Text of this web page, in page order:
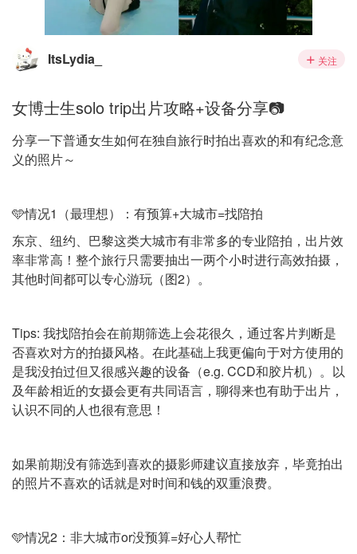
ItsLydia_ 关注
女博士生solo trip出片攻略+设备分享📷
分享一下普通女生如何在独自旅行时拍出喜欢的和有纪念意
义的照片～
🩵情况1（最理想）：有预算+大城市=找陪拍
东京、纽约、巴黎这类大城市有非常多的专业陪拍，出片效
率非常高！整个旅行只需要抽出一两个小时进行高效拍摄，
其他时间都可以专心游玩（图2）。
Tips: 我找陪拍会在前期筛选上会花很久，通过客片判断是
否喜欢对方的拍摄风格。在此基础上我更偏向于对方使用的
是我没拍过但又很感兴趣的设备（e.g. CCD和胶片机）。以
及年龄相近的女摄会更有共同语言，聊得来也有助于出片，
认识不同的人也很有意思！
如果前期没有筛选到喜欢的摄影师建议直接放弃，毕竟拍出
的照片不喜欢的话就是对时间和钱的双重浪费。
🩵情况2：非大城市or没预算=好心人帮忙